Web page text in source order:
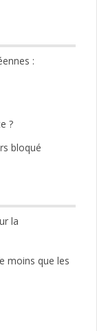
:
?
bloqué
la
moins que les